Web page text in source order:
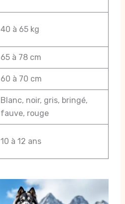
40 à 65 kg
65 à 78 cm
60 à 70 cm
Blanc, noir, gris, bringé,
fauve, rouge
10 à 12 ans